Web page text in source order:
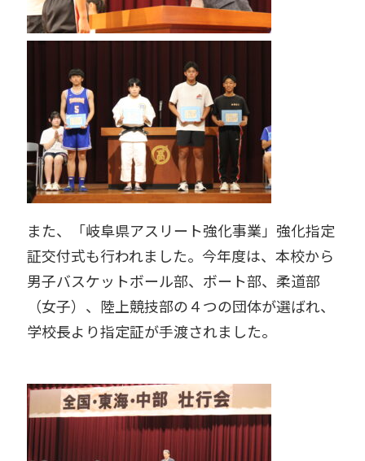
また、「岐阜県アスリート強化事業」強化指定
証交付式も行われました。今年度は、本校から
男子バスケットボール部、ボート部、柔道部
（女子）、陸上競技部の４つの団体が選ばれ、
学校長より指定証が手渡されました。